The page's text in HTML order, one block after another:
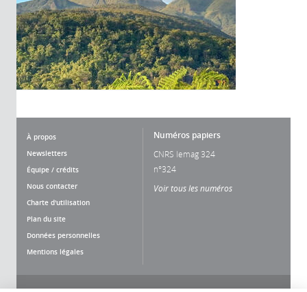
À propos
Newsletters
Équipe / crédits
Nous contacter
Charte d'utilisation
Plan du site
Données personnelles
Mentions légales
Numéros papiers
CNRS lemag 324
n°324
Voir tous les numéros